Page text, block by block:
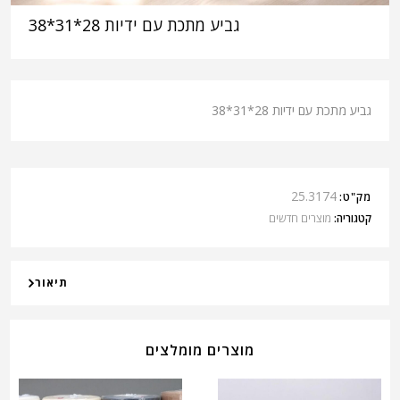
גביע מתכת עם ידיות 28*31*38
גביע מתכת עם ידיות 28*31*38
מק"ט:25.3174
קטגוריה: מוצרים חדשים
תיאור
מוצרים מומלצים